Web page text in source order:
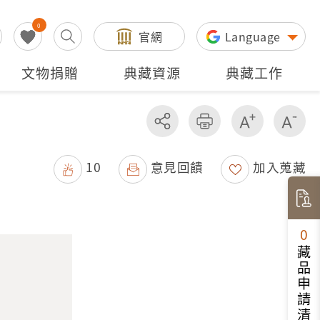
0
官網 Language
文物捐贈 典藏資源 典藏工作
分享 友善列印 增加字級
10 意見回饋 加入蒐藏
0
藏品申請清單